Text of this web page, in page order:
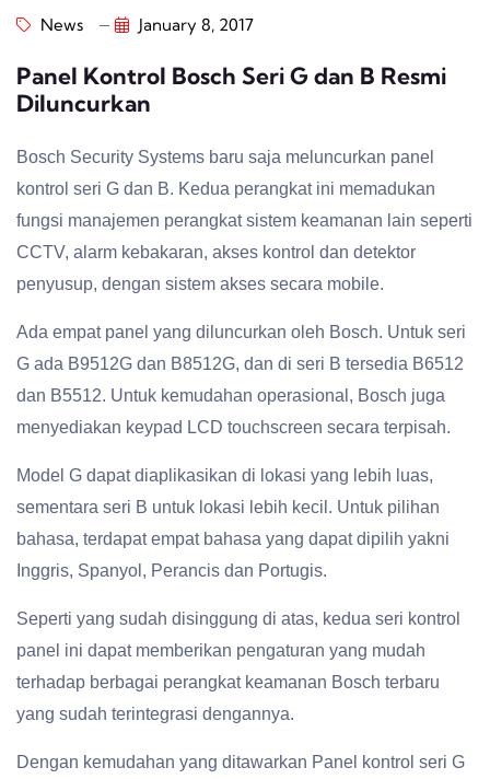
News January 8, 2017
Panel Kontrol Bosch Seri G dan B Resmi
Diluncurkan
Bosch Security Systems baru saja meluncurkan panel
kontrol seri G dan B. Kedua perangkat ini memadukan
fungsi manajemen perangkat sistem keamanan lain seperti
CCTV, alarm kebakaran, akses kontrol dan detektor
penyusup, dengan sistem akses secara mobile.
Ada empat panel yang diluncurkan oleh Bosch. Untuk seri
G ada B9512G dan B8512G, dan di seri B tersedia B6512
dan B5512. Untuk kemudahan operasional, Bosch juga
menyediakan keypad LCD touchscreen secara terpisah.
Model G dapat diaplikasikan di lokasi yang lebih luas,
sementara seri B untuk lokasi lebih kecil. Untuk pilihan
bahasa, terdapat empat bahasa yang dapat dipilih yakni
Inggris, Spanyol, Perancis dan Portugis.
Seperti yang sudah disinggung di atas, kedua seri kontrol
panel ini dapat memberikan pengaturan yang mudah
terhadap berbagai perangkat keamanan Bosch terbaru
yang sudah terintegrasi dengannya.
Dengan kemudahan yang ditawarkan Panel kontrol seri G